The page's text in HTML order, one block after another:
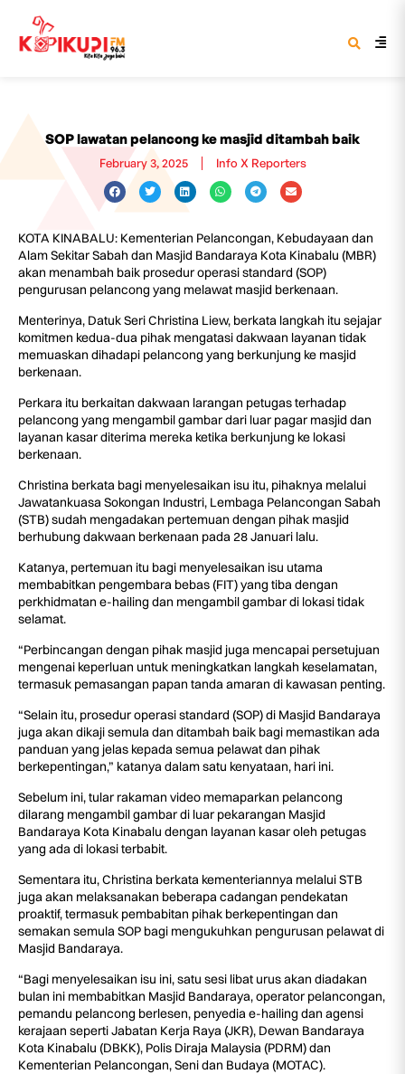
SOP lawatan pelancong ke masjid ditambah baik
February 3, 2025 Info X Reporters
KOTA KINABALU: Kementerian Pelancongan, Kebudayaan dan
Alam Sekitar Sabah dan Masjid Bandaraya Kota Kinabalu (MBR)
akan menambah baik prosedur operasi standard (SOP)
pengurusan pelancong yang melawat masjid berkenaan.
Menterinya, Datuk Seri Christina Liew, berkata langkah itu sejajar
komitmen kedua-dua pihak mengatasi dakwaan layanan tidak
memuaskan dihadapi pelancong yang berkunjung ke masjid
berkenaan.
Perkara itu berkaitan dakwaan larangan petugas terhadap
pelancong yang mengambil gambar dari luar pagar masjid dan
layanan kasar diterima mereka ketika berkunjung ke lokasi
berkenaan.
Christina berkata bagi menyelesaikan isu itu, pihaknya melalui
Jawatankuasa Sokongan Industri, Lembaga Pelancongan Sabah
(STB) sudah mengadakan pertemuan dengan pihak masjid
berhubung dakwaan berkenaan pada 28 Januari lalu.
Katanya, pertemuan itu bagi menyelesaikan isu utama
membabitkan pengembara bebas (FIT) yang tiba dengan
perkhidmatan e-hailing dan mengambil gambar di lokasi tidak
selamat.
“Perbincangan dengan pihak masjid juga mencapai persetujuan
mengenai keperluan untuk meningkatkan langkah keselamatan,
termasuk pemasangan papan tanda amaran di kawasan penting.
“Selain itu, prosedur operasi standard (SOP) di Masjid Bandaraya
juga akan dikaji semula dan ditambah baik bagi memastikan ada
panduan yang jelas kepada semua pelawat dan pihak
berkepentingan,” katanya dalam satu kenyataan, hari ini.
Sebelum ini, tular rakaman video memaparkan pelancong
dilarang mengambil gambar di luar pekarangan Masjid
Bandaraya Kota Kinabalu dengan layanan kasar oleh petugas
yang ada di lokasi terbabit.
Sementara itu, Christina berkata kementeriannya melalui STB
juga akan melaksanakan beberapa cadangan pendekatan
proaktif, termasuk pembabitan pihak berkepentingan dan
semakan semula SOP bagi mengukuhkan pengurusan pelawat di
Masjid Bandaraya.
“Bagi menyelesaikan isu ini, satu sesi libat urus akan diadakan
bulan ini membabitkan Masjid Bandaraya, operator pelancongan,
pemandu pelancong berlesen, penyedia e-hailing dan agensi
kerajaan seperti Jabatan Kerja Raya (JKR), Dewan Bandaraya
Kota Kinabalu (DBKK), Polis Diraja Malaysia (PDRM) dan
Kementerian Pelancongan, Seni dan Budaya (MOTAC).